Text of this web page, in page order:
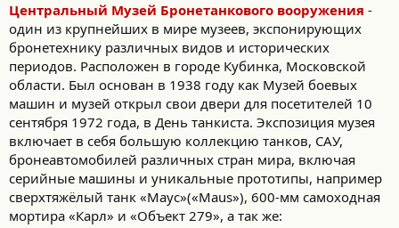
Центральный Музей Бронетанкового вооружения -
один из крупнейших в мире музеев, экспонирующих
бронетехнику различных видов и исторических
периодов. Расположен в городе Кубинка, Московской
области. Был основан в 1938 году как Музей боевых
машин и музей открыл свои двери для посетителей 10
сентября 1972 года, в День танкиста. Экспозиция музея
включает в себя большую коллекцию танков, САУ,
бронеавтомобилей различных стран мира, включая
серийные машины и уникальные прототипы, например
сверхтяжёлый танк «Маус»(«Maus»), 600-мм самоходная
мортира «Карл» и «Объект 279», а так же: